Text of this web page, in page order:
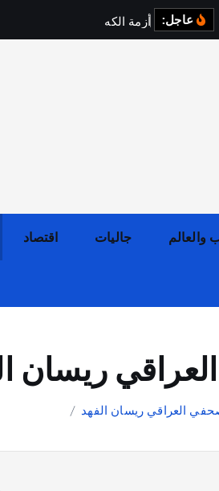
أزمة ا كه رباء في
والعالم جاليات اقتصاد
ريسان
العراقي ريسان الفهد